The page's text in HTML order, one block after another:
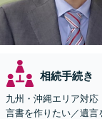
相続手続き
九州・沖縄エリア対
言書を作りたい／遺